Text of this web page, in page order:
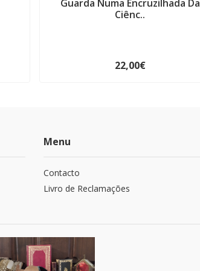
Guarda Numa Encruzilhada Da
Ciênc..
22,00€
Menu
Contacto
Livro de Reclamações